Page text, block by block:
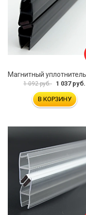
1 092 руб. 1 037 руб.
В КОРЗИНУ